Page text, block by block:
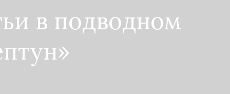
в подводном